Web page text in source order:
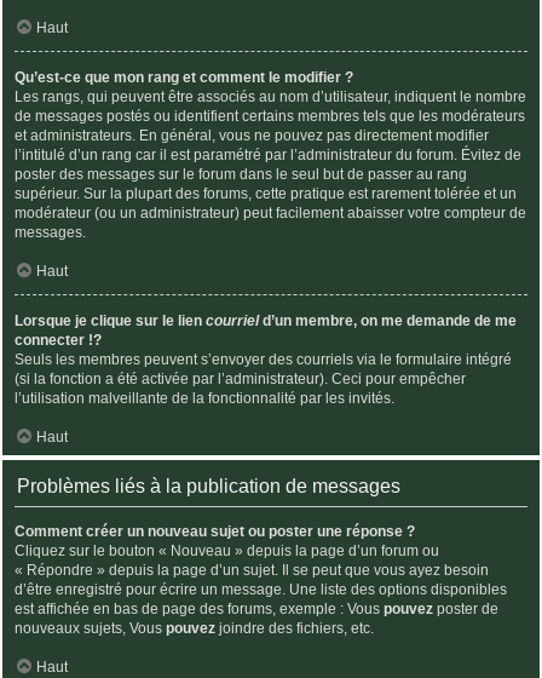
Haut
Qu’est-ce que mon rang et comment le modifier ?
Les rangs, qui peuvent être associés au nom d’utilisateur, indiquent le nombre
de messages postés ou identifient certains membres tels que les modérateurs
et administrateurs. En général, vous ne pouvez pas directement modifier
l’intitulé d’un rang car il est paramétré par l’administrateur du forum. Évitez de
poster des messages sur le forum dans le seul but de passer au rang
supérieur. Sur la plupart des forums, cette pratique est rarement tolérée et un
modérateur (ou un administrateur) peut facilement abaisser votre compteur de
messages.
Haut
Lorsque je clique sur le lien courrield’un membre, on me demande de me
connecter !?
Seuls les membres peuvent s’envoyer des courriels via le formulaire intégré
(si la fonction a été activée par l’administrateur). Ceci pour empêcher
l’utilisation malveillante de la fonctionnalité par les invités.
Haut
Problèmes liés à la publication de messages
Comment créer un nouveau sujet ou poster une réponse ?
Cliquez sur le bouton « Nouveau » depuis la page d’un forum ou
« Répondre » depuis la page d’un sujet. Il se peut que vous ayez besoin
d’être enregistré pour écrire un message. Une liste des options disponibles
est affichée en bas de page des forums, exemple : Vous pouvez poster de
nouveaux sujets, Vous pouvez joindre des fichiers, etc.
Haut